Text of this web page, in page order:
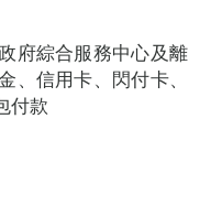
府綜合服務中心及離
、信用卡、閃付卡、
付款